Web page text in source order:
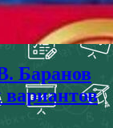
Баранов